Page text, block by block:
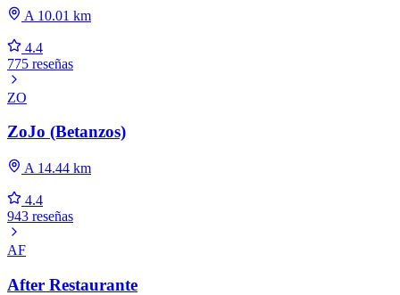
A 10.01 km
4.4
775 reseñas
ZO
ZoJo (Betanzos)
A 14.44 km
4.4
943 reseñas
AF
After Restaurante